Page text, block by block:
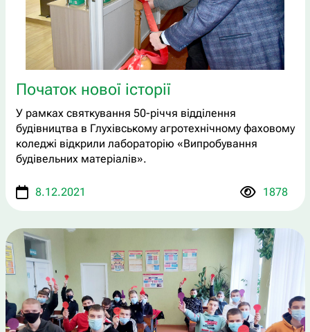
Початок нової історії
У рамках святкування 50-річчя відділення
будівництва в Глухівському агротехнічному фаховому
коледжі відкрили лабораторію «Випробування
будівельних матеріалів».
8.12.2021 1878